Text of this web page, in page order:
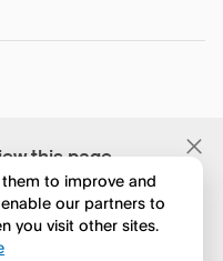
this page
to improve and
our partners to
you visit other sites.